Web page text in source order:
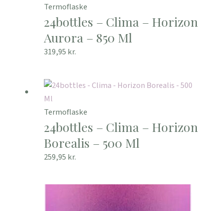
Termoflaske
24bottles – Clima – Horizon
Aurora – 850 Ml
319,95 kr.
Termoflaske
24bottles – Clima – Horizon
Borealis – 500 Ml
259,95 kr.